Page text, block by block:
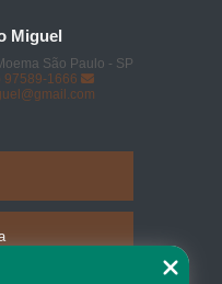
Miguel
São Paulo - SP
97589-1666